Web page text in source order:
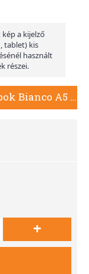
a kijelző
tablet) kis
használt
részei.
Filofax Notebook Elválasztó lapok Bianco A5 Classic Pastel
+